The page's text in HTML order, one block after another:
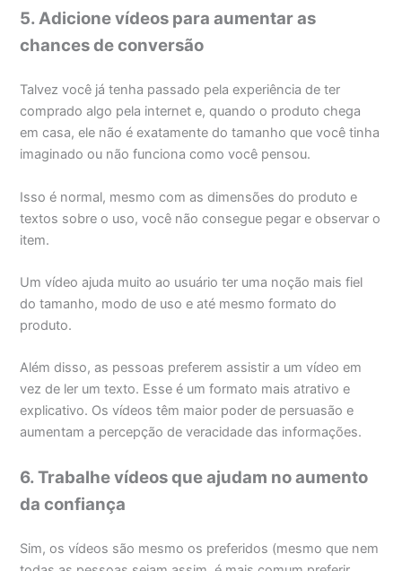
5. Adicione vídeos para aumentar as
chances de conversão
Talvez você já tenha passado pela experiência de ter
comprado algo pela internet e, quando o produto chega
em casa, ele não é exatamente do tamanho que você tinha
imaginado ou não funciona como você pensou.
Isso é normal, mesmo com as dimensões do produto e
textos sobre o uso, você não consegue pegar e observar o
item.
Um vídeo ajuda muito ao usuário ter uma noção mais fiel
do tamanho, modo de uso e até mesmo formato do
produto.
Além disso, as pessoas preferem assistir a um vídeo em
vez de ler um texto. Esse é um formato mais atrativo e
explicativo. Os vídeos têm maior poder de persuasão e
aumentam a percepção de veracidade das informações.
6. Trabalhe vídeos que ajudam no aumento
da confiança
Sim, os vídeos são mesmo os preferidos (mesmo que nem